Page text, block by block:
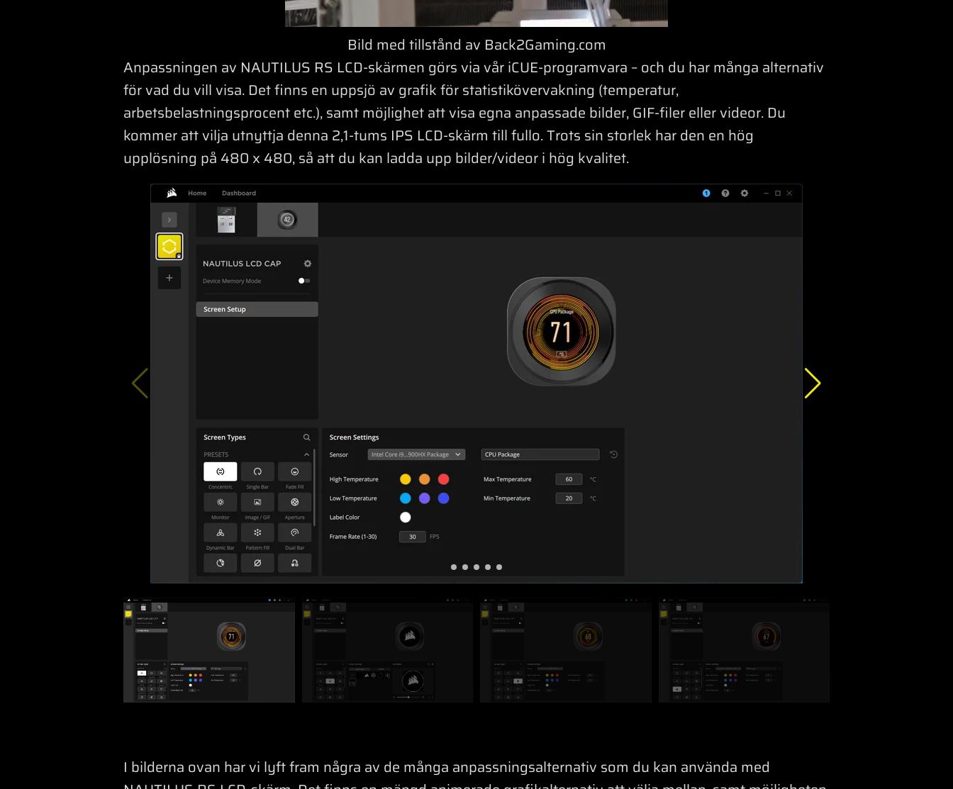
Bild med tillstånd av Back2Gaming.com
Anpassningen av NAUTILUS RS LCD-skärmen görs via vår iCUE-programvara – och du har många alternativ
för vad du vill visa. Det finns en uppsjö av grafik för statistikövervakning (temperatur,
arbetsbelastningsprocent etc.), samt möjlighet att visa egna anpassade bilder, GIF-filer eller videor. Du
kommer att vilja utnyttja denna 2,1-tums IPS LCD-skärm till fullo. Trots sin storlek har den en hög
upplösning på 480 x 480, så att du kan ladda upp bilder/videor i hög kvalitet.
I bilderna ovan har vi lyft fram några av de många anpassningsalternativ som du kan använda med